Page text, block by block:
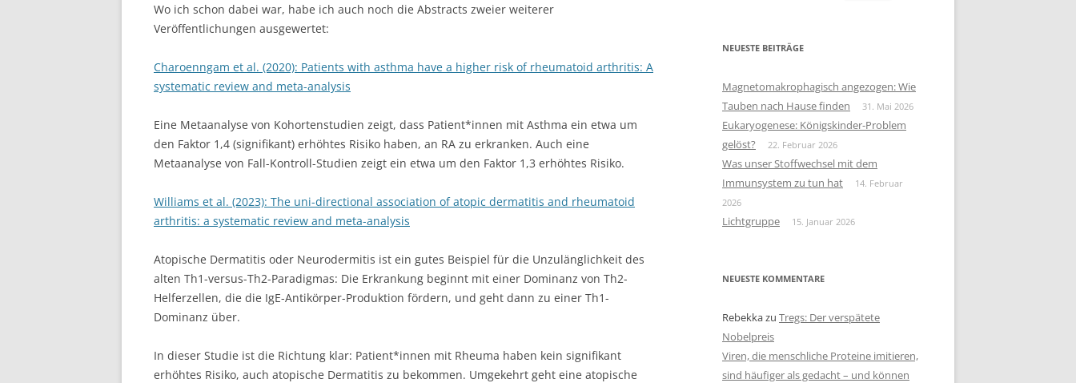
Wo ich schon dabei war, habe ich auch noch die Abstracts zweier weiterer
Veröffentlichungen ausgewertet:
Charoenngam et al. (2020): Patients with asthma have a higher risk of rheumatoid arthritis: A
systematic review and meta-analysis
Eine Metaanalyse von Kohortenstudien zeigt, dass Patient*innen mit Asthma ein etwa um
den Faktor 1,4 (signifikant) erhöhtes Risiko haben, an RA zu erkranken. Auch eine
Metaanalyse von Fall-Kontroll-Studien zeigt ein etwa um den Faktor 1,3 erhöhtes Risiko.
Williams et al. (2023): The uni-directional association of atopic dermatitis and rheumatoid
arthritis: a systematic review and meta-analysis
Atopische Dermatitis oder Neurodermitis ist ein gutes Beispiel für die Unzulänglichkeit des
alten Th1-versus-Th2-Paradigmas: Die Erkrankung beginnt mit einer Dominanz von Th2-
Helferzellen, die die IgE-Antikörper-Produktion fördern, und geht dann zu einer Th1-
Dominanz über.
In dieser Studie ist die Richtung klar: Patient*innen mit Rheuma haben kein signifikant
erhöhtes Risiko, auch atopische Dermatitis zu bekommen. Umgekehrt geht eine atopische
NEUESTE BEITRÄGE
Magnetomakrophagisch angezogen: Wie
Tauben nach Hause finden
31. Mai 2026
Eukaryogenese: Königskinder-Problem
gelöst?
22. Februar 2026
Was unser Stoffwechsel mit dem
Immunsystem zu tun hat
14. Februar
2026
Lichtgruppe 15. Januar 2026
NEUESTE KOMMENTARE
Rebekkazu Tregs: Der verspätete
Nobelpreis
Viren, die menschliche Proteine imitieren,
sind häufiger als gedacht – und können